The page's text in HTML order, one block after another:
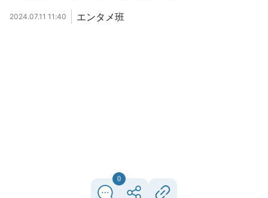
2024.07.11 11:40 エンタメ班
0